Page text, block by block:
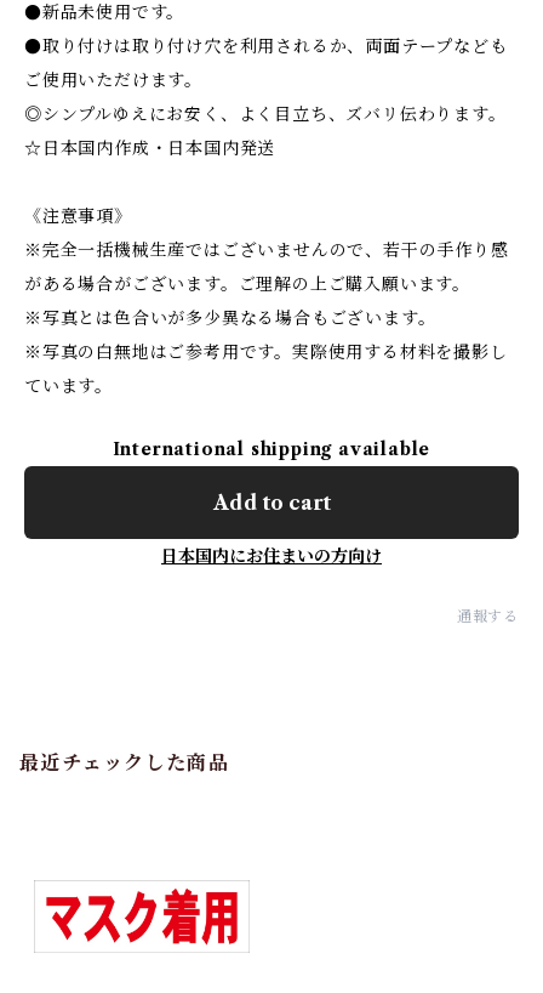
●新品未使用です。
●取り付けは取り付け穴を利用されるか、両面テープなども
ご使用いただけます。
◎シンプルゆえにお安く、よく目立ち、ズバリ伝わります。
☆日本国内作成・日本国内発送
《注意事項》
※完全一括機械生産ではございませんので、若干の手作り感
がある場合がございます。ご理解の上ご購入願います。
※写真とは色合いが多少異なる場合もございます。
※写真の白無地はご参考用です。実際使用する材料を撮影し
ています。
International shipping available
Add to cart
日本国内にお住まいの方向け
通報する
最近チェックした商品